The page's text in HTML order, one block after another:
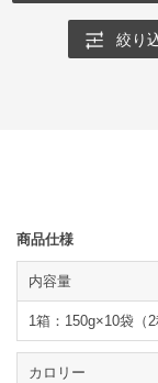
他の味もあれば食
絞り
商品仕様
内容量
1箱：150g×10袋（
カロリー